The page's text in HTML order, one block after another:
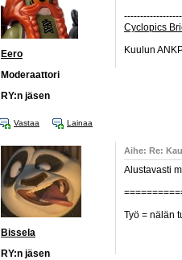
Eero
Moderaattori
RY:n jäsen
Cyclopics
Kuulun
Vastaa Lainaa
Bissela
RY:n jäsen
Aihe: Re:
Alustavasti
Työ = nälän